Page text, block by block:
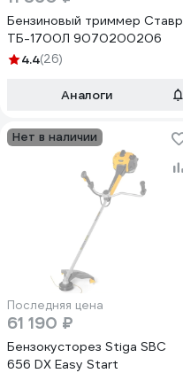
Бензиновый триммер Ставр
ТБ-1700Л 9070200206
4.4(26)
Аналоги
Нет в наличии
Последняя цена
61 190 ₽
Бензокусторез Stiga SBC
656 DX Easy Start